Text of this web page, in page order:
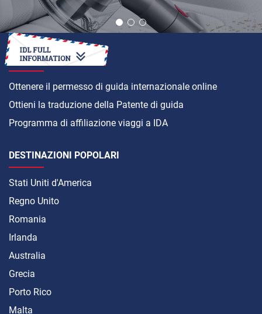
COME
Ottenere il permesso di guida internazionale online
Ottieni la traduzione della Patente di guida
Programma di affiliazione viaggi a IDA
DESTINAZIONI POPOLARI
Stati Uniti d'America
Regno Unito
Romania
Irlanda
Australia
Grecia
Porto Rico
Malta